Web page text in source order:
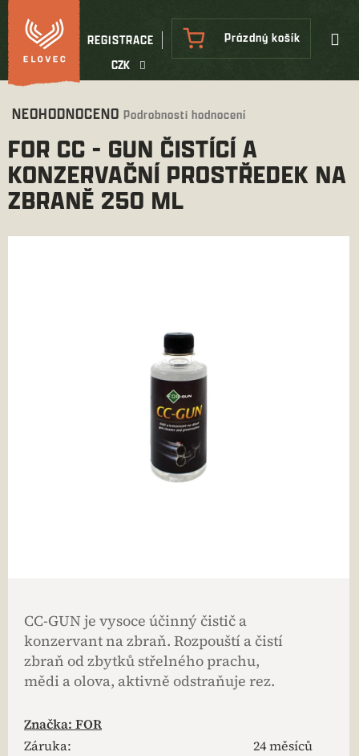
Přejít
na
obsah
CZK
REGISTRACE
NÁKUPNÍ
KOŠÍK
Prázdný košík
Průměrné
produktu
je
0,0
z
hvězdiček.
NEOHODNOCENO Podrobnosti hodnocení
FOR CC - GUN ČISTÍCÍ A
KONZERVAČNÍ PROSTŘEDEK NA
ZBRANĚ 250 ML
CC-GUN je vysoce účinný čistič a
konzervant na zbraň. Rozpouští a čistí
zbraň od zbytků střelného prachu,
mědi a olova, aktivně odstraňuje rez.
Značka: FOR
Záruka:
24 měsíců